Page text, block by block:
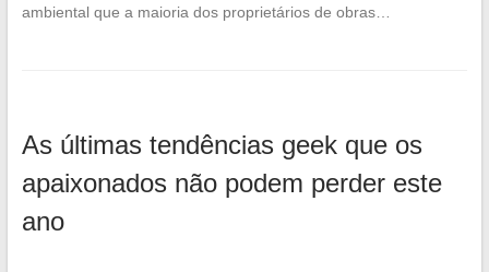
ambiental que a maioria dos proprietários de obras…
As últimas tendências geek que os
apaixonados não podem perder este
ano